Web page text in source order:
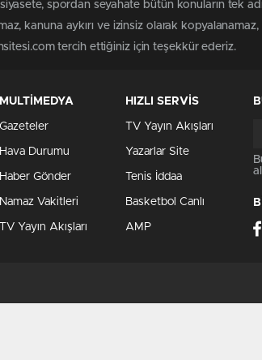
spordan seyahate bütün konuların tek
kanuna aykırı ve izinsiz olarak kopyalanamaz,
tercih ettiğiniz için teşekkür ederiz.
MULTİMEDYA
Gazeteler
Hava Durumu
Haber Gönder
Namaz Vakitleri
TV Yayın Akışları
HIZLI SERVİS
TV Yayın Akışları
Yazarlar Site
Tenis İddaa
Basketbol Canlı
AMP